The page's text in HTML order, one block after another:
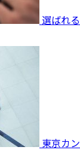
選ばれる
東京カン